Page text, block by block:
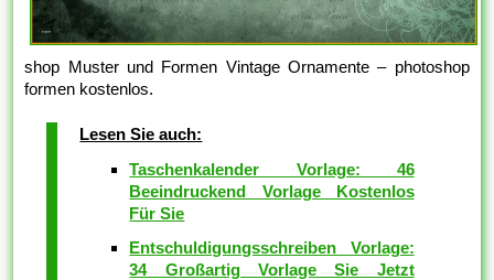
shop Muster und Formen Vintage Ornamente – photoshop
formen kostenlos.
Lesen Sie auch:
Taschenkalender Vorlage: 46
Beeindruckend Vorlage Kostenlos
Für Sie
Entschuldigungsschreiben Vorlage:
34 Großartig Vorlage Sie Jetzt